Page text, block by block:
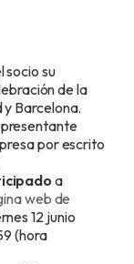
socio su
de la
Barcelona.
por escrito
a
web de
12 junio
(hora